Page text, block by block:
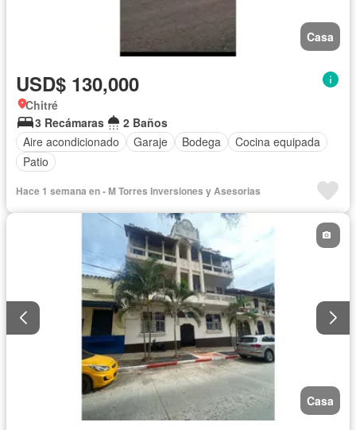
Casa
USD$ 130,000
Chitré
3 Recámaras
2 Baños
Aire acondicionado
Garaje Bodega
Cocina equipada
Patio
Hace 1 semana en - M Torres Inversiones y Asesorias
Casa